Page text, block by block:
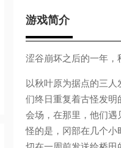
游戏简介
涩谷崩坏之后的一年，
以秋叶原为据点的三
们终日重复着古怪发明
会场，在那里，他们遇
怪的是，冈部在几个小